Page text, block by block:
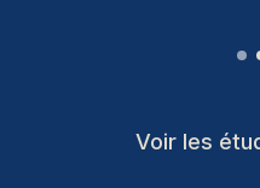
Voir les